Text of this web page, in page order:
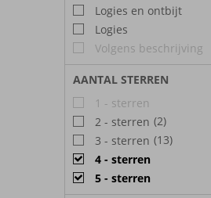
Logies en ontbijt
Logies
Volgens beschrijving
AANTAL STERREN
1 - sterren
2 - sterren (2)
3 - sterren (13)
4 - sterren
5 - sterren